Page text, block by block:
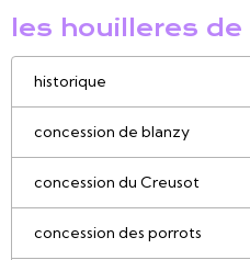
les houilleres
historique
concession de blanzy
concession du Creusot
concession des porrots